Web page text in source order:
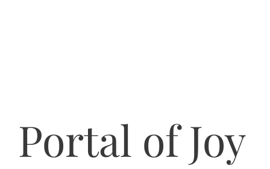
Portal of Joy